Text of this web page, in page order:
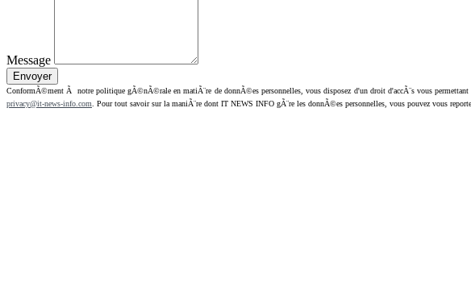
Message
ConformÃ©ment Ã notre politique gÃ©nÃ©rale en matiÃ¨re de donnÃ©es personnelles, vous disposez d'un droit d'accÃ¨s vous
privacy@it-news-info.com . Pour tout savoir sur la maniÃ¨re dont IT NEWS INFO gÃ¨re les donnÃ©es personnelles, vous pouvez vous